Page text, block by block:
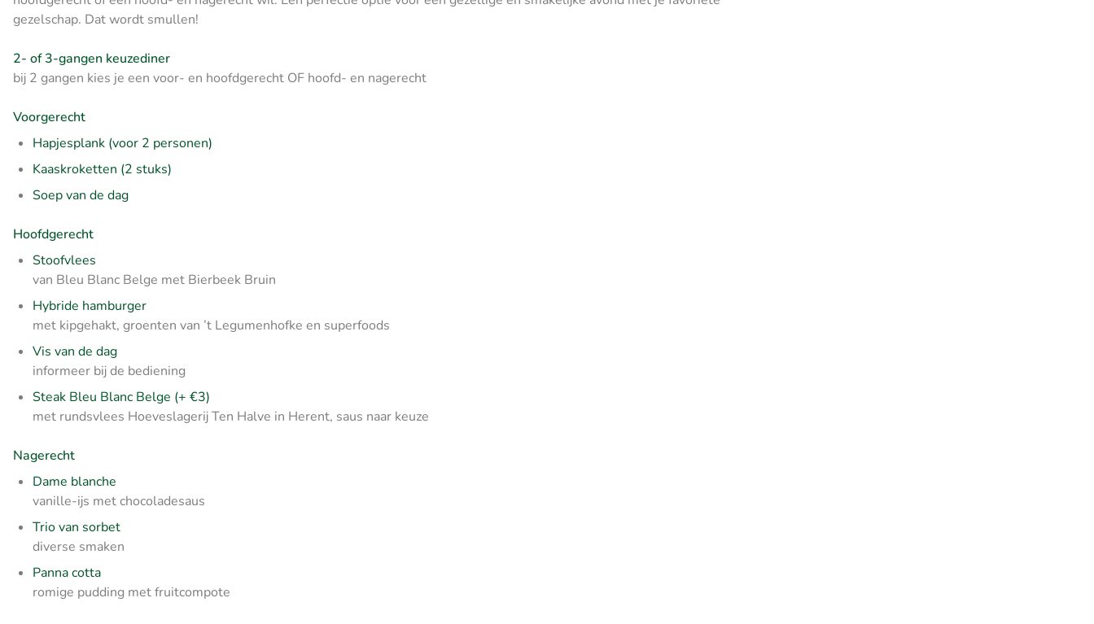
gezelschap. Dat wordt smullen!
2- of 3-gangen keuzediner
bij 2 gangen kies je een voor- en hoofdgerecht OF hoofd- en nagerecht
Voorgerecht
Hapjesplank (voor 2 personen)
Kaaskroketten (2 stuks)
Soep van de dag
Hoofdgerecht
Stoofvlees
van Bleu Blanc Belge met Bierbeek Bruin
Hybride hamburger
met kipgehakt, groenten van ’t Legumenhofke en superfoods
Vis van de dag
informeer bij de bediening
Steak Bleu Blanc Belge (+ €3)
met rundsvlees Hoeveslagerij Ten Halve in Herent, saus naar keuze
Nagerecht
Dame blanche
vanille-ijs met chocoladesaus
Trio van sorbet
diverse smaken
Panna cotta
romige pudding met fruitcompote